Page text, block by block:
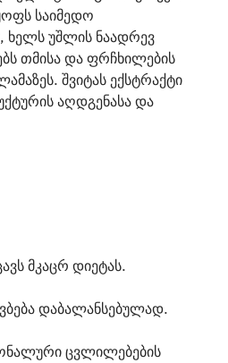
საიმედო
ხელს უშლის ნაადრევ
თმისა და ფრჩხილების
შვიტას ექსტრაქტი
აღდგენასა და
მკაცრ დიეტას.
დაბალანსებულად.
ცვლილებების